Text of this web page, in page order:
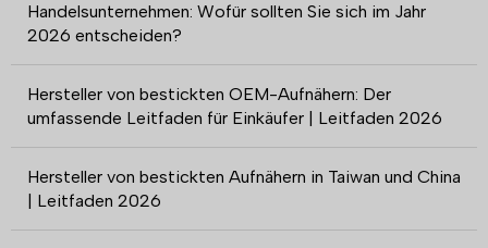
Handelsunternehmen: Wofür sollten Sie sich im Jahr
2026 entscheiden?
Hersteller von bestickten OEM-Aufnähern: Der
umfassende Leitfaden für Einkäufer | Leitfaden 2026
Hersteller von bestickten Aufnähern in Taiwan und China
| Leitfaden 2026